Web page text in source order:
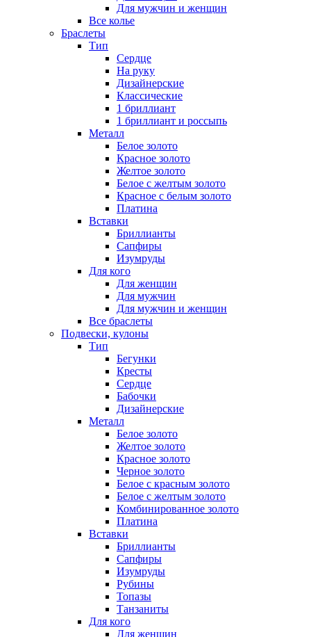
Для мужчин и женщин
Все колье
Браслеты
Тип
Сердце
На руку
Дизайнерские
Классические
1 бриллиант
1 бриллиант и россыпь
Металл
Белое золото
Красное золото
Желтое золото
Белое с желтым золото
Красное с белым золото
Платина
Вставки
Бриллианты
Сапфиры
Изумруды
Для кого
Для женщин
Для мужчин
Для мужчин и женщин
Все браслеты
Подвески, кулоны
Тип
Бегунки
Кресты
Сердце
Бабочки
Дизайнерские
Металл
Белое золото
Желтое золото
Красное золото
Черное золото
Белое с красным золото
Белое с желтым золото
Комбинированное золото
Платина
Вставки
Бриллианты
Сапфиры
Изумруды
Рубины
Топазы
Танзаниты
Для кого
Для женщин